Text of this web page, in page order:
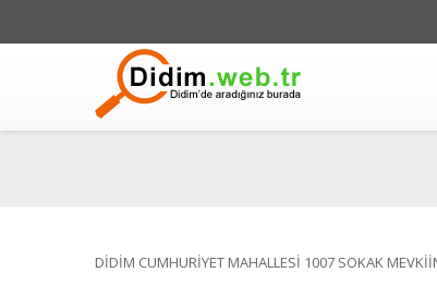
DİDİM CUMHURİYET MAHALLESİ 1007 SOKAK